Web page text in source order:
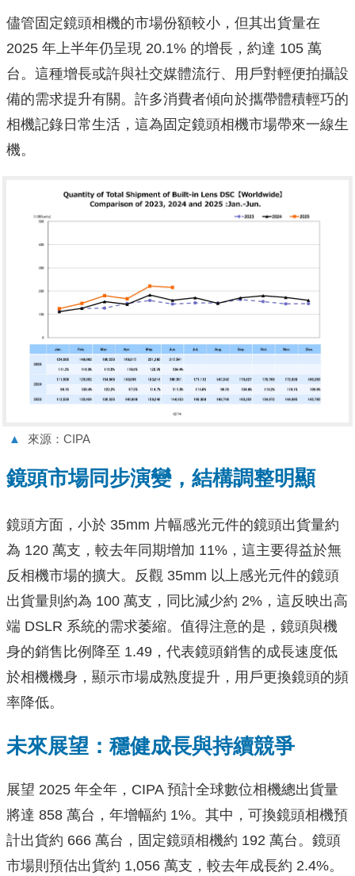
儘管固定鏡頭相機的市場份額較小，但其出貨量在
2025 年上半年仍呈現 20.1% 的增長，約達 105 萬
台。這種增長或許與社交媒體流行、用戶對輕便拍攝設
備的需求提升有關。許多消費者傾向於攜帶體積輕巧的
相機記錄日常生活，這為固定鏡頭相機市場帶來一線生
機。
▲ 來源：CIPA
鏡頭市場同步演變，結構調整明顯
鏡頭方面，小於 35mm 片幅感光元件的鏡頭出貨量約
為 120 萬支，較去年同期增加 11%，這主要得益於無
反相機市場的擴大。反觀 35mm 以上感光元件的鏡頭
出貨量則約為 100 萬支，同比減少約 2%，這反映出高
端 DSLR 系統的需求萎縮。值得注意的是，鏡頭與機
身的銷售比例降至 1.49，代表鏡頭銷售的成長速度低
於相機機身，顯示市場成熟度提升，用戶更換鏡頭的頻
率降低。
未來展望：穩健成長與持續競爭
展望 2025 年全年，CIPA 預計全球數位相機總出貨量
將達 858 萬台，年增幅約 1%。其中，可換鏡頭相機預
計出貨約 666 萬台，固定鏡頭相機約 192 萬台。鏡頭
市場則預估出貨約 1,056 萬支，較去年成長約 2.4%。